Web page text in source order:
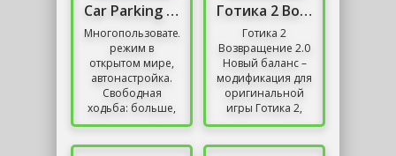
Car Parking Multiplayer
Многопользовательский
режим в
открытом мире,
автонастройка.
Свободная
ходьба: больше,
чем просто
Готика 2 Возвращение 2.0 Новый баланс
Готика 2
Возвращение 2.0
Новый баланс –
модификация для
оригинальной
игры Готика 2,
обновляющая